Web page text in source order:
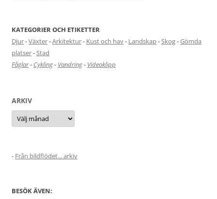
KATEGORIER OCH ETIKETTER
Djur-Växter-Arkitektur- Kust och hav- Landskap-Skog-Gömda
platser-Stad
Fåglar- Cykling- Vandring- Videoklipp
ARKIV
Arkiv
- Från bildflödet... arkiv
BESÖK ÄVEN: